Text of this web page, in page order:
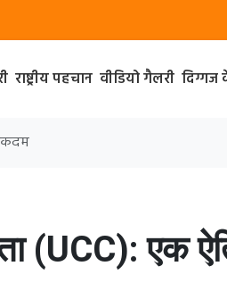
राष्ट्रीय पहचान वीडियो गैलरी
कदम
(UCC): एक